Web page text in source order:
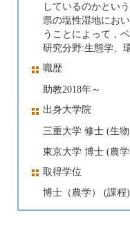
しているのかとい
県の塩性湿地にお
うことによって，
研究分野:生態学、
職歴
助教2018年～
出身大学院
三重大学 修士 (生
東京大学 博士 (農
取得学位
博士（農学） (課程